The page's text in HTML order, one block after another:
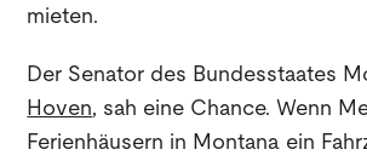
mieten.
Der Senator des Bundesstaates
Hoven, sah eine Chance. Wenn
Ferienhäusern in Montana ein